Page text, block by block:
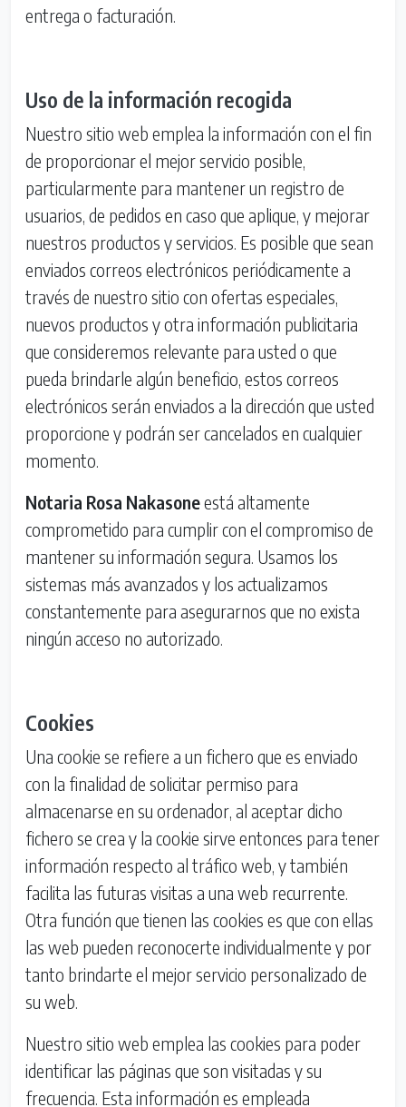
entrega o facturación.
Uso de la información recogida
Nuestro sitio web emplea la información con el fin
de proporcionar el mejor servicio posible,
particularmente para mantener un registro de
usuarios, de pedidos en caso que aplique, y mejorar
nuestros productos y servicios. Es posible que sean
enviados correos electrónicos periódicamente a
través de nuestro sitio con ofertas especiales,
nuevos productos y otra información publicitaria
que consideremos relevante para usted o que
pueda brindarle algún beneficio, estos correos
electrónicos serán enviados a la dirección que usted
proporcione y podrán ser cancelados en cualquier
momento.
Notaria Rosa Nakasoneestá altamente
comprometido para cumplir con el compromiso de
mantener su información segura. Usamos los
sistemas más avanzados y los actualizamos
constantemente para asegurarnos que no exista
ningún acceso no autorizado.
Cookies
Una cookie se refiere a un fichero que es enviado
con la finalidad de solicitar permiso para
almacenarse en su ordenador, al aceptar dicho
fichero se crea y la cookie sirve entonces para tener
información respecto al tráfico web, y también
facilita las futuras visitas a una web recurrente.
Otra función que tienen las cookies es que con ellas
las web pueden reconocerte individualmente y por
tanto brindarte el mejor servicio personalizado de
su web.
Nuestro sitio web emplea las cookies para poder
identificar las páginas que son visitadas y su
frecuencia. Esta información es empleada